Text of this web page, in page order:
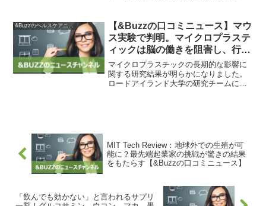
関する共同研究契約を締結しました。こ
の技術の活用に...
&Buzzのヘルスケアニュース
【&Buzzの口コミニュース】マウ
ス実験で判明。マイクロプラステ
ィックは脳の働きを阻害し、行動
に異変も|au Webポータル経済・
ITニュース
マイクロプラスチックの長期的な影響に
関する研究結果が明らかになりました。
ロードアイランド大学の研究チームによ
MIT Tech Review：地球外での生殖が可
能に？最先端起業家の挑戦が驚きの結果
をもたらす【&Buzzの口コミニュース】
「飲んでも効かない」と言われるサプリ